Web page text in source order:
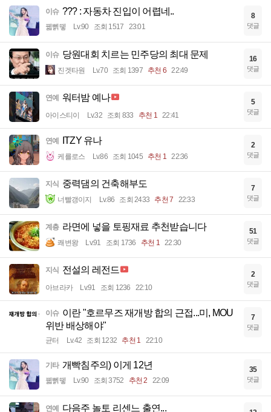
이슈 ??? : 자동차 진입이 어렵네..
꿻뻵뗗 Lv.90 조회 1517 23:01
8
댓글
이슈 당원대회 치르는 민주당의 최대 문제
진겟타원 Lv.70 조회 1397 추천 6 22:49
16
댓글
연예 워터밤 예나
아이스티이 Lv.32 조회 833 추천 1 22:41
5
댓글
연예 ITZY 유나
케를로스 Lv.86 조회 1045 추천 1 22:36
2
댓글
지식 중력댐의 건축해부도
너빨갱이지 Lv.86 조회 2433 추천 7 22:33
7
댓글
계층 라면에 넣을 토핑재료 추천받습니다
쾌변왕 Lv.91 조회 1736 추천 1 22:30
51
댓글
지식 전설의 레전드
아브라카 Lv.91 조회 1236 22:10
2
댓글
이슈 이란 "호르무즈 재개방 합의 근접...미, MOU
위반 배상해야"
균터 Lv.42 조회 1232 추천 1 22:10
7
댓글
기타 개빡침주의) 이게 12년
꿻뻵뗗 Lv.90 조회 3752 추천 2 22:09
35
댓글
연예 다음주 놀토 리센느 출연...